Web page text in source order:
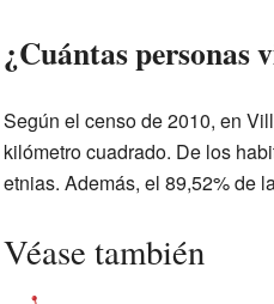
¿Cuántas personas
Según el censo de 2010, en
kilómetro cuadrado. De los
etnias. Además, el 89,52% de
Véase también